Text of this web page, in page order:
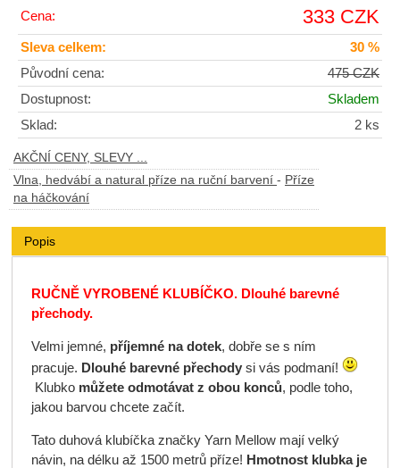
Cena: 333 CZK
Sleva celkem:
30 %
Původní cena:
475 CZK
Dostupnost:
Skladem
Sklad:
2 ks
AKČNÍ CENY, SLEVY ...
Vlna, hedvábí a natural příze na ruční barvení - Příze
na háčkování
Popis
RUČNĚ VYROBENÉ KLUBÍČKO. Dlouhé barevné
přechody.
Velmi jemné, příjemné na dotek, dobře se s ním
pracuje. Dlouhé barevné přechodysi vás podmaní!
Klubko můžete odmotávat z obou konců, podle toho,
jakou barvou chcete začít.
Tato duhová klubíčka značky Yarn Mellow mají velký
návin, na délku až 1500 metrů příze! Hmotnost klubka je